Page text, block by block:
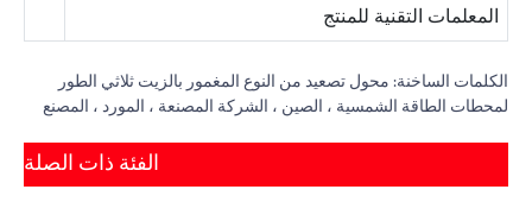
المعلمات التقنية للمنتج
الكلمات الساخنة: محول تصعيد من النوع المغمور بالزيت ثلاثي الطور
لمحطات الطاقة الشمسية ، الصين ، الشركة المصنعة ، المورد ، المصنع
الفئة ذات الصلة